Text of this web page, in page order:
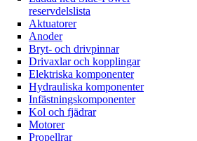
reservdelslista
Aktuatorer
Anoder
Bryt- och drivpinnar
Drivaxlar och kopplingar
Elektriska komponenter
Hydrauliska komponenter
Infästningskomponenter
Kol och fjädrar
Motorer
Propellrar